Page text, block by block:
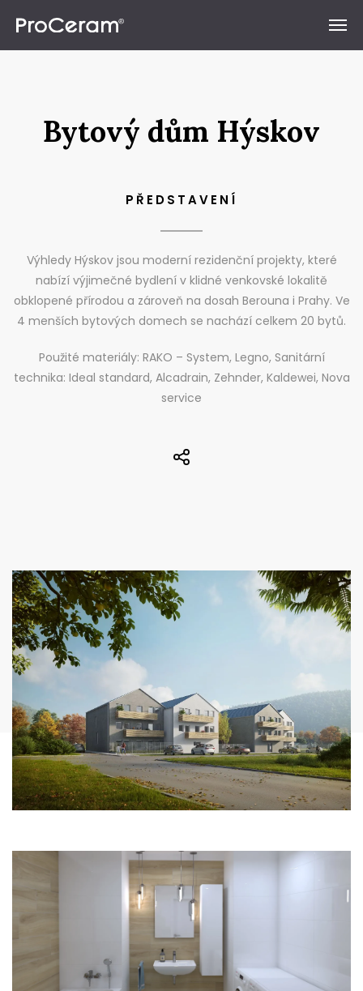
Bytový dům Hýskov
PŘEDSTAVENÍ
Výhledy Hýskov jsou moderní rezidenční projekty, které
nabízí výjimečné bydlení v klidné venkovské lokalitě
obklopené přírodou a zároveň na dosah Berouna i Prahy. Ve
4 menších bytových domech se nachází celkem 20 bytů.
Použité materiály: RAKO – System, Legno, Sanitární
technika: Ideal standard, Alcadrain, Zehnder, Kaldewei, Nova
service